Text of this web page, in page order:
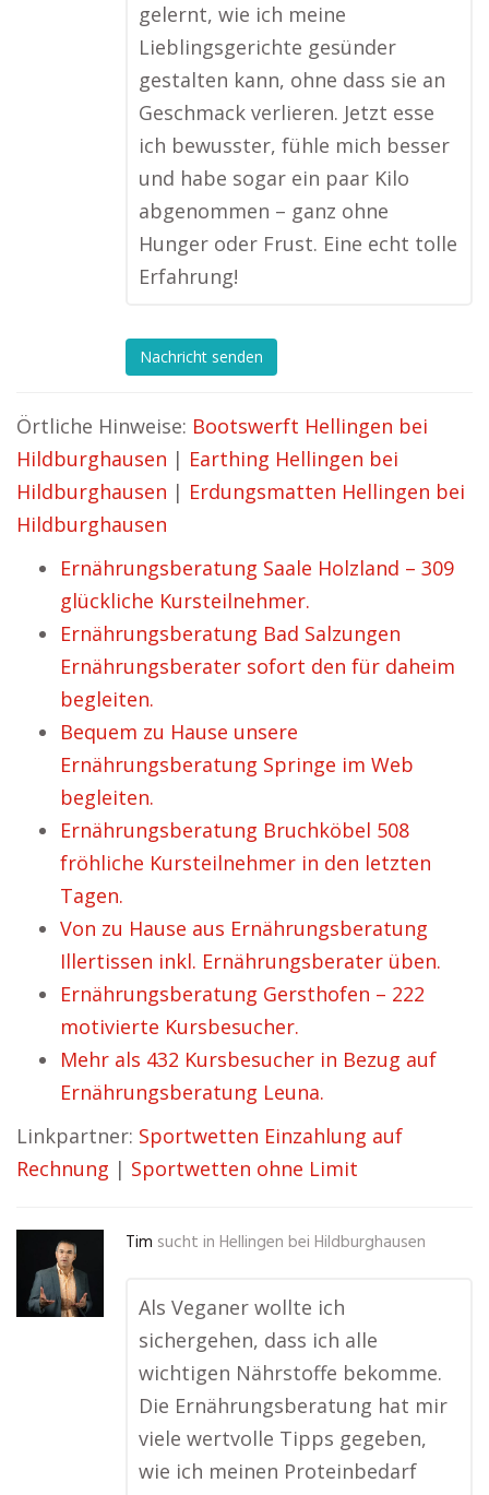
gelernt, wie ich meine
Lieblingsgerichte gesünder
gestalten kann, ohne dass sie an
Geschmack verlieren. Jetzt esse
ich bewusster, fühle mich besser
und habe sogar ein paar Kilo
abgenommen – ganz ohne
Hunger oder Frust. Eine echt tolle
Erfahrung!
Nachricht senden
Örtliche Hinweise: Bootswerft Hellingen bei
Hildburghausen | Earthing Hellingen bei
Hildburghausen | Erdungsmatten Hellingen bei
Hildburghausen
Ernährungsberatung Saale Holzland – 309
glückliche Kursteilnehmer.
Ernährungsberatung Bad Salzungen
Ernährungsberater sofort den für daheim
begleiten.
Bequem zu Hause unsere
Ernährungsberatung Springe im Web
begleiten.
Ernährungsberatung Bruchköbel 508
fröhliche Kursteilnehmer in den letzten
Tagen.
Von zu Hause aus Ernährungsberatung
Illertissen inkl. Ernährungsberater üben.
Ernährungsberatung Gersthofen – 222
motivierte Kursbesucher.
Mehr als 432 Kursbesucher in Bezug auf
Ernährungsberatung Leuna.
Linkpartner: Sportwetten Einzahlung auf
Rechnung | Sportwetten ohne Limit
Tim sucht in Hellingen bei Hildburghausen
Als Veganer wollte ich
sichergehen, dass ich alle
wichtigen Nährstoffe bekomme.
Die Ernährungsberatung hat mir
viele wertvolle Tipps gegeben,
wie ich meinen Proteinbedarf